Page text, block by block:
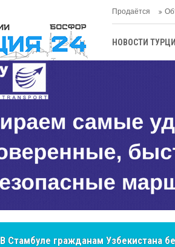
Продаётся
НОВОСТИ
В Стамбуле гражданам Узбекистана
NCS Jeans: турецкий бренд,